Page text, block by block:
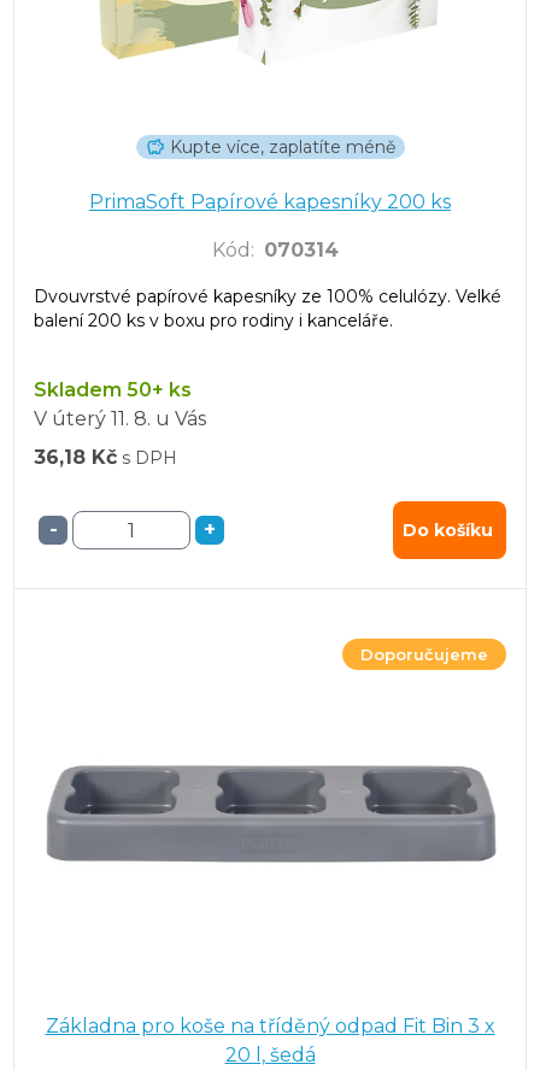
Kupte více, zaplatíte méně
PrimaSoft Papírové kapesníky 200 ks
Kód : 070314
Dvouvrstvé papírové kapesníky ze 100% celulózy. Velké
balení 200 ks v boxu pro rodiny i kanceláře.
Skladem 50+ ks
V úterý 11. 8. u Vás
36,18 Kč s DPH
- + Do košíku
Doporučujeme
Základna pro koše na tříděný odpad Fit Bin 3 x
20 l, šedá